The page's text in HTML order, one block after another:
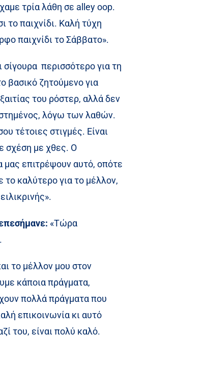
τρία λάθη σε alley oop.
το παιχνίδι. Καλή τύχη
παιχνίδι το Σάββατο».
σίγουρα περισσότερο για τη
βασικό ζητούμενο για
του ρόστερ, αλλά δεν
λόγω των λαθών.
τέτοιες στιγμές. Είναι
σχέση με χθες. Ο
μας επιτρέψουν αυτό, οπότε
καλύτερο για το μέλλον,
«Τώρα
το μέλλον μου στον
κάποια πράγματα,
πολλά πράγματα που
επικοινωνία κι αυτό
του, είναι πολύ καλό.